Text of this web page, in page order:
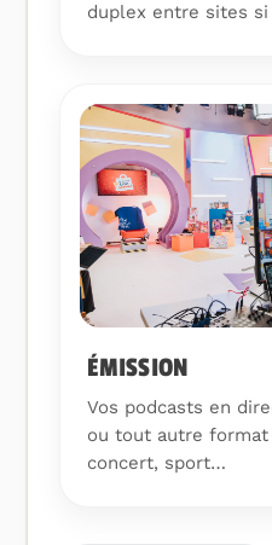
duplex entre sites si
ÉMISSION
Vos podcasts en
ou tout autre
concert, sport…